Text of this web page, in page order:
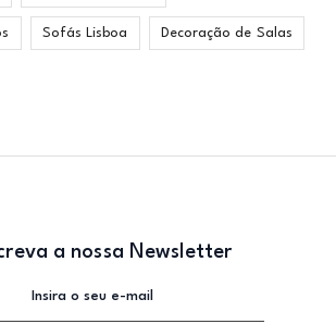
Sofás Lisboa Decoração de Salas
a nossa Newsletter